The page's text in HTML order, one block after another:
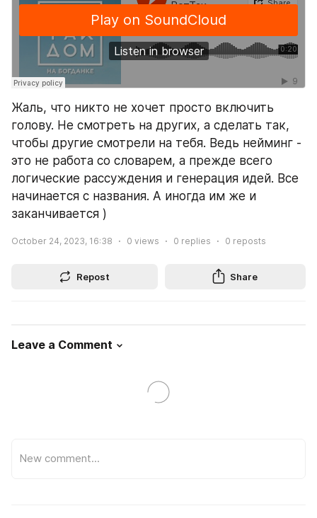
Жаль, что никто не хочет просто включить
голову. Не смотреть на других, а сделать так,
чтобы другие смотрели на тебя. Ведь нейминг -
это не работа со словарем, а прежде всего
логические рассуждения и генерация идей. Все
начинается с названия. А иногда им же и
заканчивается )
October 24, 2023, 16:38 0 views 0 replies 0 reposts
Repost Share
Leave a Comment